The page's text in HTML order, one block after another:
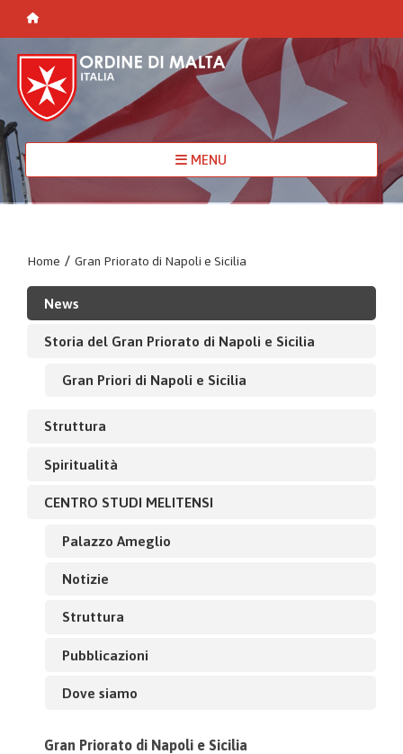
MENU
Home / Gran Priorato di Napoli e Sicilia
News
Storia del Gran Priorato di Napoli e Sicilia
Gran Priori di Napoli e Sicilia
Struttura
Spiritualità
CENTRO STUDI MELITENSI
Palazzo Ameglio
Notizie
Struttura
Pubblicazioni
Dove siamo
Gran Priorato di Napoli e Sicilia